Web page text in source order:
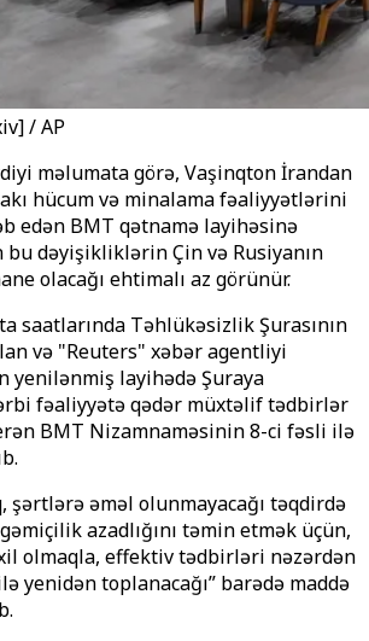
/ AP
məlumata görə, Vaşinqton İrandan
hücum və minalama fəaliyyətlərini
edən BMT qətnamə layihəsinə
dəyişikliklərin Çin və Rusiyanın
olacağı ehtimalı az görünür.
saatlarında Təhlükəsizlik Şurasının
və "Reuters" xəbər agentliyi
yenilənmiş layihədə Şuraya
fəaliyyətə qədər müxtəlif tədbirlər
BMT Nizamnaməsinin 8-ci fəsli ilə
şərtlərə əməl olunmayacağı təqdirdə
azadlığını təmin etmək üçün,
olmaqla, effektiv tədbirləri nəzərdən
yenidən toplanacağı” barədə maddə